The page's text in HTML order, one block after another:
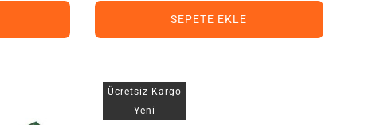
SEPETE EKLE
Ücretsiz Kargo
Yeni